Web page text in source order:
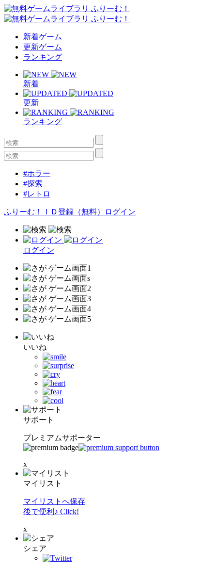
新着ゲーム
更新ゲーム
ランキング
新着
更新
ランキング
#ホラー
#探索
#レトロ
ふりーむ！ＩＤ登録（無料） ログイン
ログイン
いいね
サポート
プレミアムサポーター
x
マイリスト
マイリストへ保存
後で便利♪ Click!
x
シェア